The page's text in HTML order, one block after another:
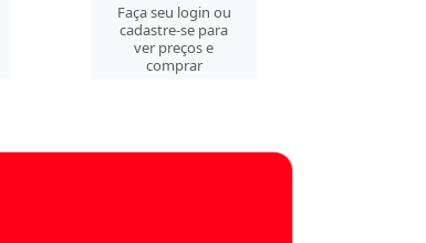
Faça seu login ou
cadastre-se para
ver preços e
comprar